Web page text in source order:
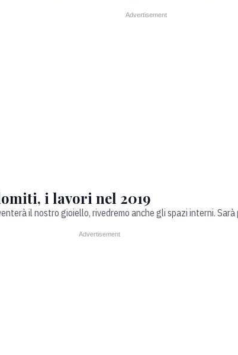
i lavori nel 2019
il nostro gioiello, rivedremo anche gli spazi interni.